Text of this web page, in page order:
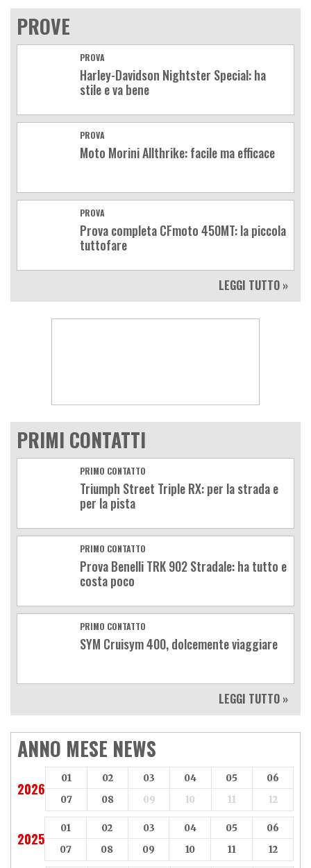
PROVE
PROVA
Harley-Davidson Nightster Special: ha
stile e va bene
PROVA
Moto Morini Allthrike: facile ma efficace
PROVA
Prova completa CFmoto 450MT: la piccola
tuttofare
LEGGI TUTTO »
PRIMI CONTATTI
PRIMO CONTATTO
Triumph Street Triple RX: per la strada e
per la pista
PRIMO CONTATTO
Prova Benelli TRK 902 Stradale: ha tutto e
costa poco
PRIMO CONTATTO
SYM Cruisym 400, dolcemente viaggiare
LEGGI TUTTO »
ANNO MESE NEWS
2026
01 02 03 04 05
06
07
08 09 10 11 12
2025
01 02 03 04 05
06
07
08 09 10 11 12